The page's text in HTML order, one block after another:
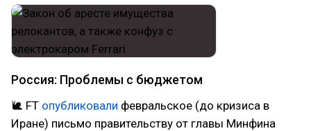
Россия: Проблемы с бюджетом
🐌 FT опубликовали февральское (до кризиса в
Иране) письмо правительству от главы Минфина